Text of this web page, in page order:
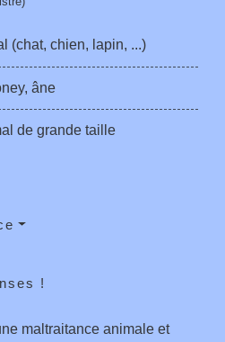
(chat, chien, lapin, ...)
âne
de grande taille
!
maltraitance animale et